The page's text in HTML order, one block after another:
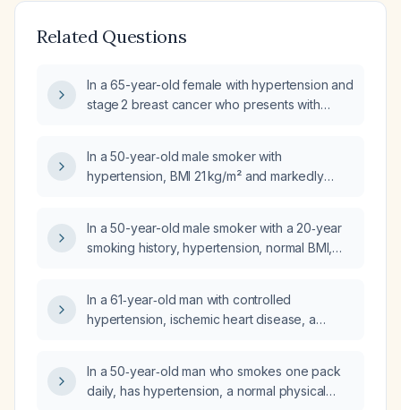
Related Questions
In a 65-year-old female with hypertension and
stage 2 breast cancer who presents with
breath, and right jaw pain, with blood
pressure 110/69 mmHg and heart rate 65 bpm,
indicated?
In a 50‑year‑old male smoker with
hypertension, BMI 21 kg/m² and markedly
cardiovascular risk?
In a 50-year-old male smoker with a 20‑year
smoking history, hypertension, normal BMI,
effective initial intervention to reduce his
cardiovascular disease risk?
In a 61‑year‑old man with controlled
hypertension, ischemic heart disease, a
and BMI 31 kg/m², which factor poses the
highest risk to his condition: hypertension
In a 50‑year‑old man who smokes one pack
daily, has hypertension, a normal physical